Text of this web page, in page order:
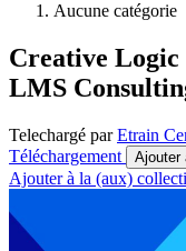
Aucune catégorie
Creative
LMS
Telechargé parEtrain
Téléchargement
Ajouter
Ajouter à la (aux)